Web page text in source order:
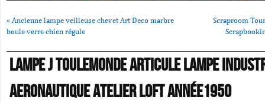
« Ancienne lampe veilleuse chevet Art Deco marbre
boule verre chien régule
Scraproom
LAMPE J TOULEMONDE ARTICULE LAMPE
AERONAUTIQUE ATELIER LOFT année1950